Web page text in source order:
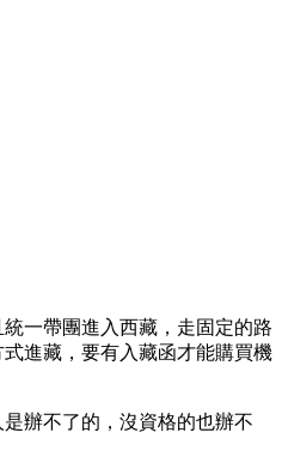
一帶團進入西藏，走固定的路
進藏，要有入藏函才能購買機
辦不了的，沒資格的也辦不